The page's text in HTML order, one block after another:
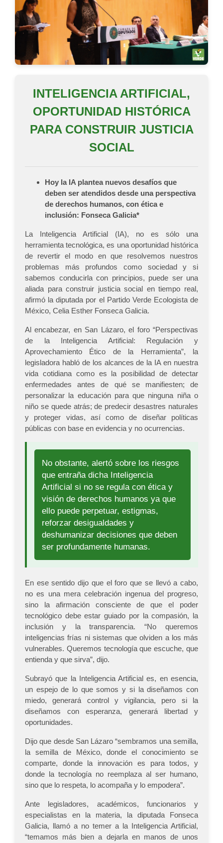
INTELIGENCIA ARTIFICIAL,
OPORTUNIDAD HISTÓRICA
PARA CONSTRUIR JUSTICIA
SOCIAL
Hoy la IA plantea nuevos desafíos que
deben ser atendidos desde una perspectiva
de derechos humanos, con ética e
inclusión: Fonseca Galicia*
La Inteligencia Artificial (IA), no es sólo una
herramienta tecnológica, es una oportunidad histórica
de revertir el modo en que resolvemos nuestros
problemas más profundos como sociedad y si
sabemos conducirla con principios, puede ser una
aliada para construir justicia social en tiempo real,
afirmó la diputada por el Partido Verde Ecologista de
México, Celia Esther Fonseca Galicia.
Al encabezar, en San Lázaro, el foro “Perspectivas
de la Inteligencia Artificial: Regulación y
Aprovechamiento Ético de la Herramienta”, la
legisladora habló de los alcances de la IA en nuestra
vida cotidiana como es la posibilidad de detectar
enfermedades antes de qué se manifiesten; de
personalizar la educación para que ninguna niña o
niño se quede atrás; de predecir desastres naturales
y proteger vidas, así como de diseñar políticas
públicas con base en evidencia y no ocurrencias.
No obstante, alertó sobre los riesgos
que entraña dicha Inteligencia
Artificial si no se regula con ética y
visión de derechos humanos ya que
ello puede perpetuar, estigmas,
reforzar desigualdades y
deshumanizar decisiones que deben
ser profundamente humanas.
En ese sentido dijo que el foro que se llevó a cabo,
no es una mera celebración ingenua del progreso,
sino la afirmación consciente de que el poder
tecnológico debe estar guiado por la compasión, la
inclusión y la transparencia. “No queremos
inteligencias frías ni sistemas que olviden a los más
vulnerables. Queremos tecnología que escuche, que
entienda y que sirva”, dijo.
Subrayó que la Inteligencia Artificial es, en esencia,
un espejo de lo que somos y si la diseñamos con
miedo, generará control y vigilancia, pero si la
diseñamos con esperanza, generará libertad y
oportunidades.
Dijo que desde San Lázaro “sembramos una semilla,
la semilla de México, donde el conocimiento se
comparte, donde la innovación es para todos, y
donde la tecnología no reemplaza al ser humano,
sino que lo respeta, lo acompaña y lo empodera”.
Ante legisladores, académicos, funcionarios y
especialistas en la materia, la diputada Fonseca
Galicia, llamó a no temer a la Inteligencia Artificial,
“temamos más bien a dejarla en manos de unos